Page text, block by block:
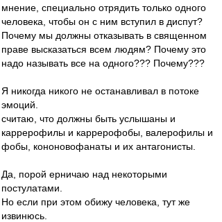
мнение, специально отрядить только одного
человека, чтобы он с ним вступил в диспут?
Почему мы должны отказывать в священном
праве высказаться всем людям? Почему это
надо называть все на одного??? Почему???
Я никогда никого не останавливал в потоке
эмоций.
считаю, что должны быть услышаны и
каррерофилы и каррерофобы, валерофилы и
фобы, кононовофанаты и их антагонисты.
Да, порой ерничаю над некоторыми
постулатами.
Но если при этом обижу человека, тут же
извинюсь.